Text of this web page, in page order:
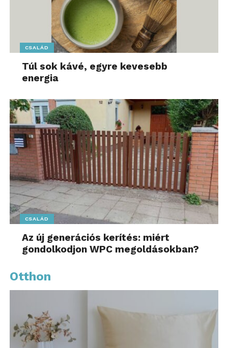
CSALÁD
Túl sok kávé, egyre kevesebb
energia
CSALÁD
Az új generációs kerítés: miért
gondolkodjon WPC megoldásokban?
Otthon